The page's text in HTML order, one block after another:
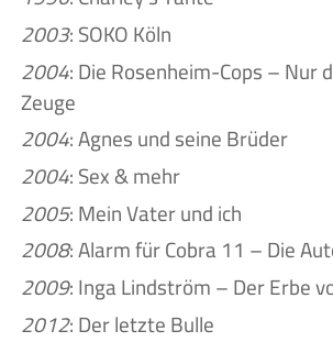
2003: SOKO Köln
2004: Die Rosenheim-Cops – Nur
Zeuge
2004: Agnes und seine Brüder
2004: Sex & mehr
2005: Mein Vater und ich
2008: Alarm für Cobra 11 – Die
2009: Inga Lindström – Der Erbe
2012: Der letzte Bulle